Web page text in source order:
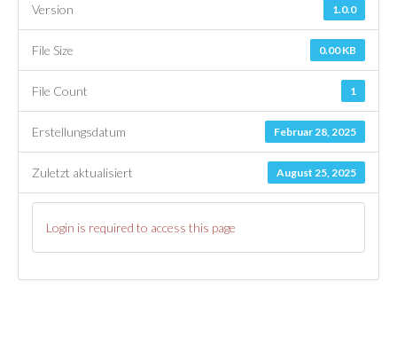
1.0.0
Version
0.00 KB
File Size
1
File Count
Februar 28, 2025
Erstellungsdatum
August 25, 2025
Zuletzt aktualisiert
Login is required to access this page